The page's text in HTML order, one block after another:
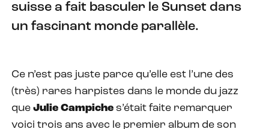
suisse a fait basculer le Sunset dans
un fascinant monde parallèle.
Ce n’est pas juste parce qu’elle est l’une des
(très) rares harpistes dans le monde du jazz
que Julie Campiche s’était faite remarquer
voici trois ans avec le premier album de son